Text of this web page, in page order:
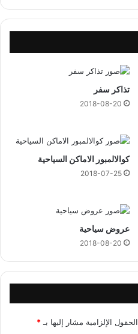
تذاكر سفر
2018-08-20
كوالالمبور الاماكن السياحية
2018-07-25
عروض سياحية
2018-08-20
الحقول الإلزامية مشار إليها بـ *